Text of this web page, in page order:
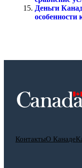
Деньги
особенности
КонтактыО Канаде